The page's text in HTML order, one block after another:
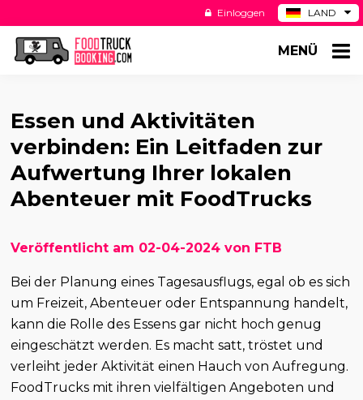
LAND
ES
Einloggen
MENÜ
Essen und Aktivitäten
verbinden: Ein Leitfaden zur
Aufwertung Ihrer lokalen
Abenteuer mit FoodTrucks
Veröffentlicht am 02-04-2024 von FTB
Bei der Planung eines Tagesausflugs, egal ob es sich
um Freizeit, Abenteuer oder Entspannung handelt,
kann die Rolle des Essens gar nicht hoch genug
eingeschätzt werden. Es macht satt, tröstet und
verleiht jeder Aktivität einen Hauch von Aufregung.
FoodTrucks mit ihren vielfältigen Angeboten und